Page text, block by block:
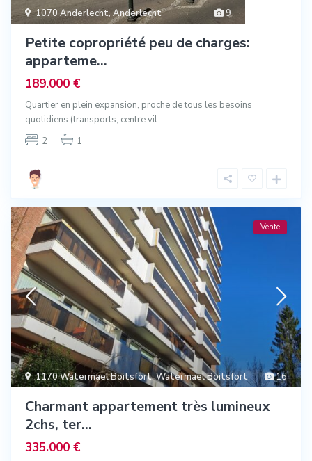
9
1070 Anderlecht,Anderlecht
Petite copropriété peu de charges:
apparteme...
189.000 €
Quartier en plein expansion, proche de tous les besoins
quotidiens (transports, centre vil ...
2
1
16
1170 Watermael Boitsfort,Watermael Boitsfort
Vente
Charmant appartement très lumineux
2chs, ter...
335.000 €